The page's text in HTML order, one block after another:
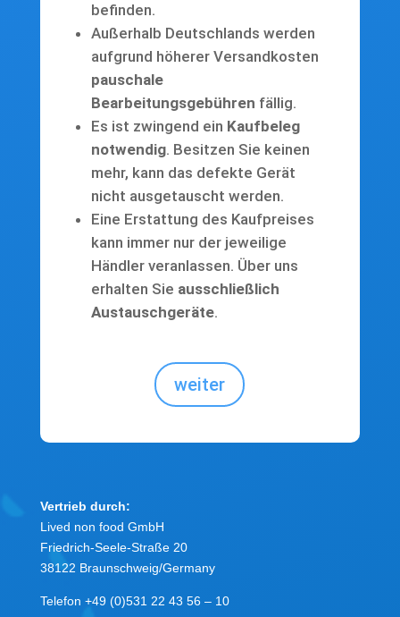
befinden.
Außerhalb Deutschlands werden
aufgrund höherer Versandkosten
pauschale
Bearbeitungsgebühren fällig.
Es ist zwingend ein Kaufbeleg
notwendig. Besitzen Sie keinen
mehr, kann das defekte Gerät
nicht ausgetauscht werden.
Eine Erstattung des Kaufpreises
kann immer nur der jeweilige
Händler veranlassen. Über uns
erhalten Sie ausschließlich
Austauschgeräte.
weiter
Vertrieb durch:
Lived non food GmbH
Friedrich-Seele-Straße 20
38122 Braunschweig/Germany
Telefon +49 (0)531 22 43 56 – 10